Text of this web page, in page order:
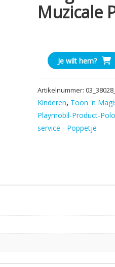
Muzicale
Playmobil
Kind
Meisje
in
lange
Broek,
Zwart
Je wilt hem?
Artikelnummer:
Kinderen, Toon 'n
Playmobil-Product-
service - Poppetje